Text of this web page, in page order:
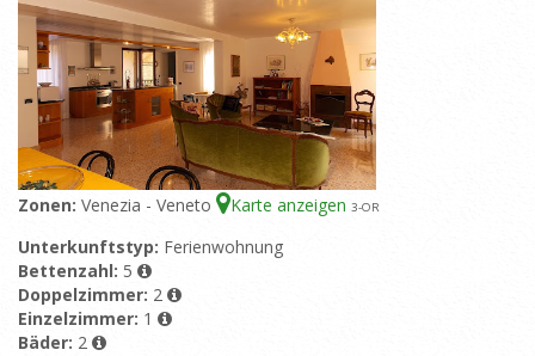
Zonen: Venezia - Veneto Karte anzeigen 3-OR
Unterkunftstyp: Ferienwohnung
Bettenzahl: 5
Doppelzimmer: 2
Einzelzimmer: 1
Bäder: 2